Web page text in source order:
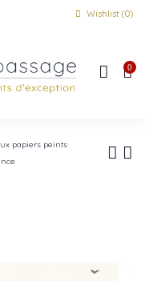
Wishlist (0)
0
papiers peints